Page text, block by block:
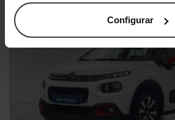
Configurar